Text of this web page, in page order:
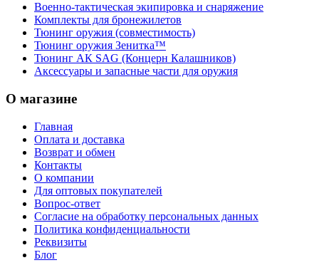
Военно-тактическая экипировка и снаряжение
Комплекты для бронежилетов
Тюнинг оружия (совместимость)
Тюнинг оружия Зенитка™
Тюнинг АК SAG (Концерн Калашников)
Аксессуары и запасные части для оружия
О магазине
Главная
Оплата и доставка
Возврат и обмен
Контакты
О компании
Для оптовых покупателей
Вопрос-ответ
Согласие на обработку персональных данных
Политика конфиденциальности
Реквизиты
Блог